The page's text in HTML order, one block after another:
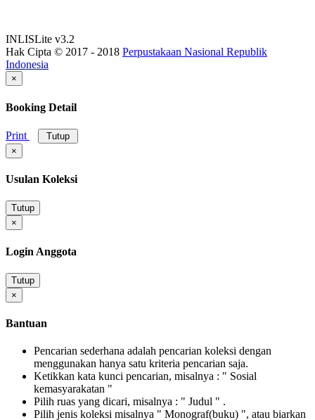
INLISLite v3.2
Hak Cipta © 2017 - 2018 Perpustakaan Nasional Republik
Indonesia
×
Booking Detail
Print
Tutup
×
Usulan Koleksi
Tutup
×
Login Anggota
Tutup
×
Bantuan
Pencarian sederhana adalah pencarian koleksi dengan
menggunakan hanya satu kriteria pencarian saja.
Ketikkan kata kunci pencarian, misalnya : " Sosial
kemasyarakatan "
Pilih ruas yang dicari, misalnya : " Judul " .
Pilih jenis koleksi misalnya " Monograf(buku) ", atau biarkan